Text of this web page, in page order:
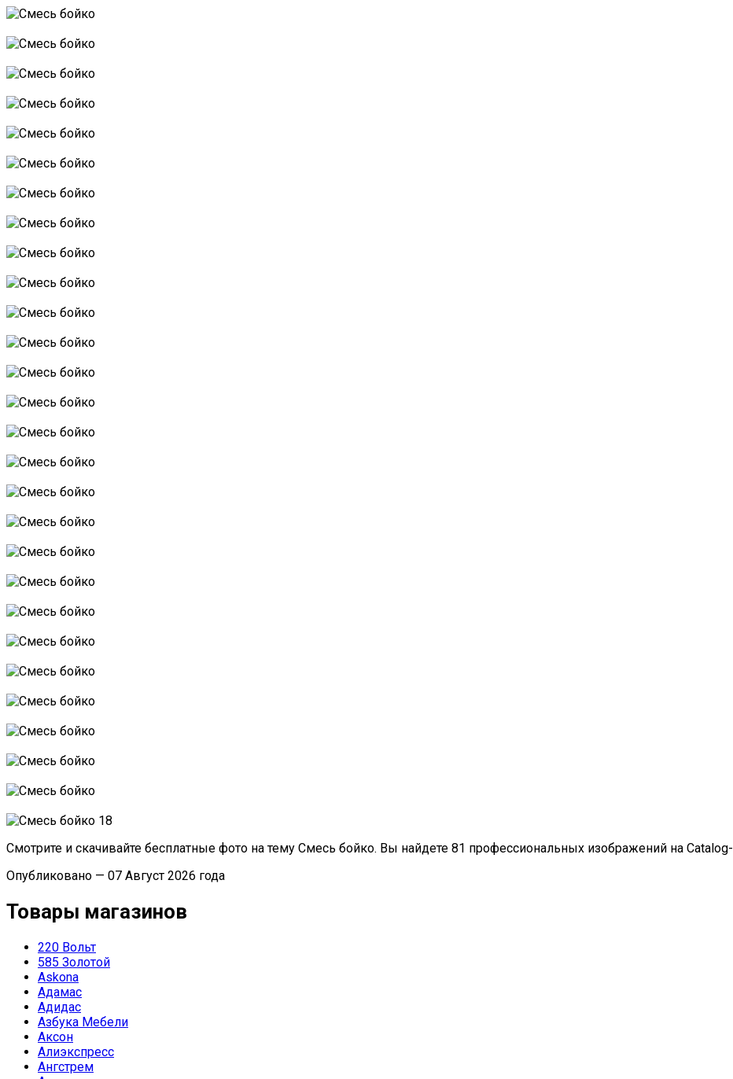
Смотрите и скачивайте бесплатные фото на тему Смесь бойко. Вы найдете 81 профессиональных изображений на
Опубликовано — 07 Август 2026 года
Товары магазинов
220 Вольт
585 Золотой
Askona
Адамас
Адидас
Азбука Мебели
Аксон
Алиэкспресс
Ангстрем